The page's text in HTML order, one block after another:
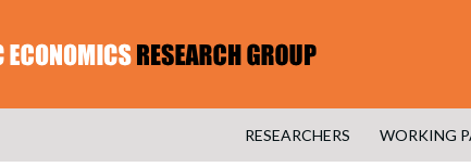
RESEARCHERS WORKING